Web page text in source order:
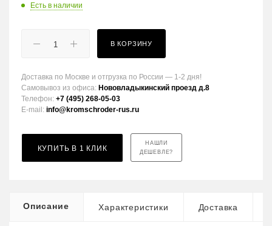
Есть в наличии
В КОРЗИНУ
Доставка по Москве и отгрузка по России — 1-2 дня!
Самовывоз из офиса: Нововладыкинский проезд д.8
Телефон: +7 (495) 268-05-03
E-mail: info@kromschroder-rus.ru
КУПИТЬ В 1 КЛИК
НАШЛИ
ДЕШЕВЛЕ?
Описание Характеристики Доставка